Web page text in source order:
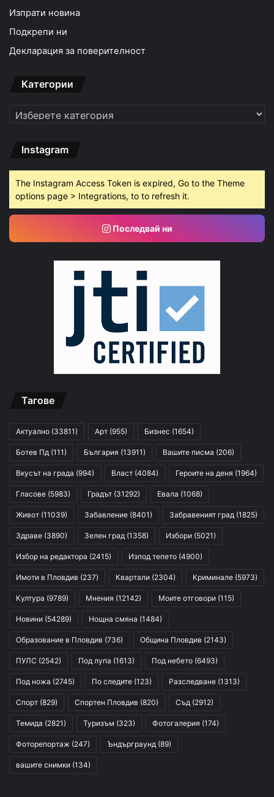
Изпрати новина
Подкрепи ни
Декларация за поверителност
Категории
Категории
Instagram
The Instagram Access Token is expired, Go to the Theme
options page > Integrations, to to refresh it.
Последвай ни
Тагове
Актуално (33811) Арт (955) Бизнес (1654)
Ботев Пд (111) България (13911) Вашите писма (206)
Вкусът на града (994) Власт (4084) Героите на деня (1964)
Гласове (5983) Градът (31292) Евала (1068)
Живот (11039) Забавление (8401) Забравеният град (1825)
Здраве (3890) Зелен град (1358) Избори (5021)
Избор на редактора (2415) Изпод тепето (4900)
Имоти в Пловдив (237) Квартали (2304) Криминале (5973)
Култура (9789) Мнения (12142) Моите отговори (115)
Новини (54289) Нощна смяна (1484)
Образование в Пловдив (736) Община Пловдив (2143)
ПУЛС (2542) Под лупа (1613) Под небето (6493)
Под ножа (2745) По следите (123) Разследване (1313)
Спорт (829) Спортен Пловдив (820) Съд (2912)
Темида (2821) Туризъм (323) Фотогалерия (174)
Фоторепортаж (247) Ъндърграунд (89)
вашите снимки (134)